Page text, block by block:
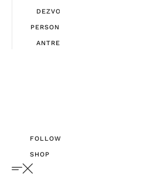
DEZVOLTARE
PERSONALĂ
ANTREPRENORIAT
FOLLOW
SHOP